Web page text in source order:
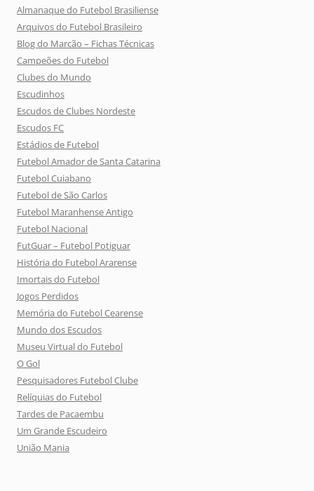
Almanaque do Futebol Brasiliense
Arquivos do Futebol Brasileiro
Blog do Marcão – Fichas Técnicas
Campeões do Futebol
Clubes do Mundo
Escudinhos
Escudos de Clubes Nordeste
Escudos FC
Estádios de Futebol
Futebol Amador de Santa Catarina
Futebol Cuiabano
Futebol de São Carlos
Futebol Maranhense Antigo
Futebol Nacional
FutGuar – Futebol Potiguar
História do Futebol Ararense
Imortais do Futebol
Jogos Perdidos
Memória do Futebol Cearense
Mundo dos Escudos
Museu Virtual do Futebol
O Gol
Pesquisadores Futebol Clube
Relíquias do Futebol
Tardes de Pacaembu
Um Grande Escudeiro
União Mania